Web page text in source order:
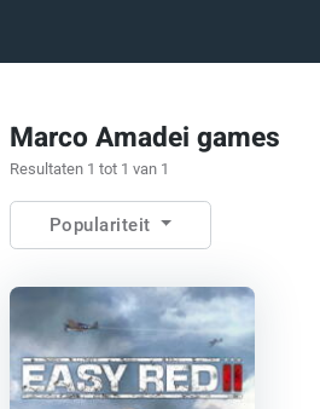
Marco Amadei games
Resultaten 1 tot 1 van 1
Populariteit